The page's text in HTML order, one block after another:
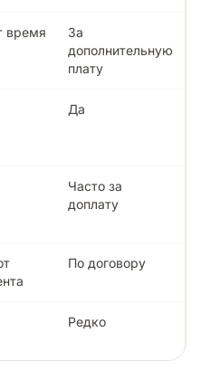
время
За
дополнительную
плату
Да
Часто за
доплату
По договору
Редко